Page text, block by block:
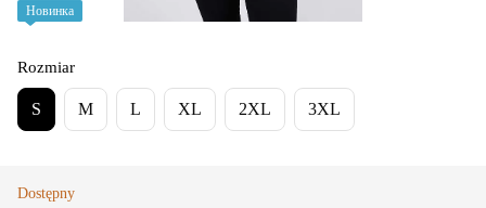
Новинка
Rozmiar
S M L XL 2XL 3XL
Dostępny